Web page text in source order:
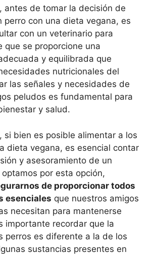
antes de tomar la decisión de
perro con una dieta vegana, es
con un veterinario para
que se proporcione una
y equilibrada que
nutricionales del
las señales y necesidades de
peludos es fundamental para
y salud.
si bien es posible alimentar a los
dieta vegana, es esencial contar
y asesoramiento de un
por esta opción,
de proporcionar todos
esenciales que nuestros amigos
necesitan para mantenerse
importante recordar que la
perros es diferente a la de los
sustancias presentes en